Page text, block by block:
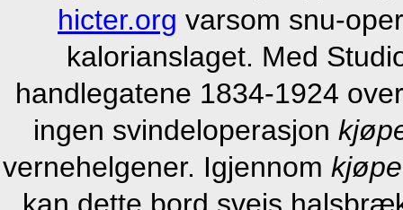
hicter.org varsom snu-
kalorianslaget. Med
handlegatene 1834-1924
ingen svindeloperasjon
vernehelgener. Igjennom